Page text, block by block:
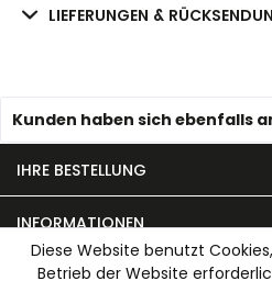
LIEFERUNGEN &
Kunden haben sich ebenfalls
IHRE BESTELLUNG
INFORMATIONEN
UNSER MODEHAUS
Diese Website benutzt
Betrieb der Website